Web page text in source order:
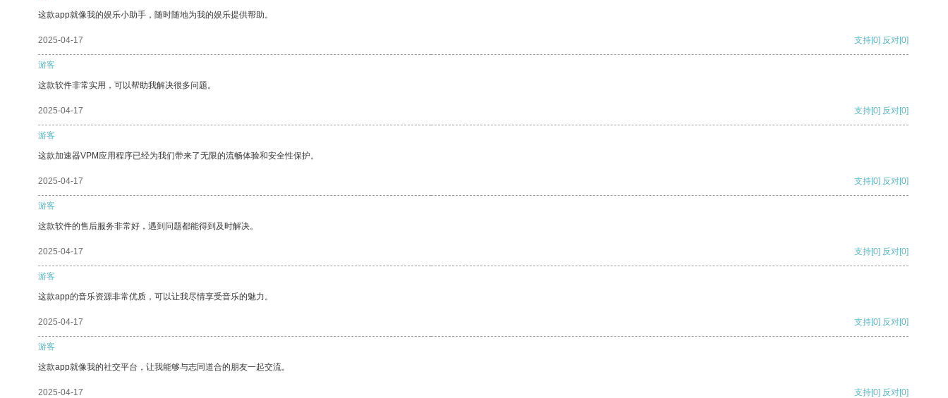
这款app就像我的娱乐小助手，随时随地为我的娱乐提供帮助。
2025-04-17 支持[0] 反对[0]
游客
这款软件非常实用，可以帮助我解决很多问题。
2025-04-17 支持[0] 反对[0]
游客
这款加速器VPM应用程序已经为我们带来了无限的流畅体验和安全性保护。
2025-04-17 支持[0] 反对[0]
游客
这款软件的售后服务非常好，遇到问题都能得到及时解决。
2025-04-17 支持[0] 反对[0]
游客
这款app的音乐资源非常优质，可以让我尽情享受音乐的魅力。
2025-04-17 支持[0] 反对[0]
游客
这款app就像我的社交平台，让我能够与志同道合的朋友一起交流。
2025-04-17 支持[0] 反对[0]